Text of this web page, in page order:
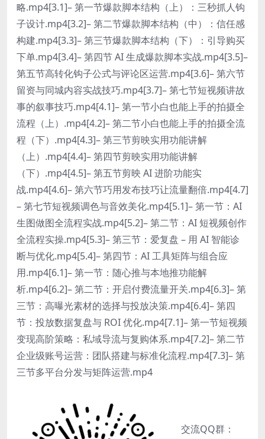
略.mp4[3.1]– 第一节爆款脚本结构（上）：三秒抓人钩
子设计.mp4[3.2]– 第二节爆款脚本结构（中）：信任感
构建.mp4[3.3]– 第三节爆款脚本结构（下）：引导购买
下单.mp4[3.4]– 第四节 AI 生成爆款脚本实战.mp4[3.5]–
第五节高转化钩子公式与评论区运营.mp4[3.6]– 第六节
留资与同城内容实战技巧.mp4[3.7]– 第七节短视频讲故
事的叙事技巧.mp4[4.1]– 第一节小白也能上手的拍摄全
流程（上）.mp4[4.2]– 第二节小白也能上手的拍摄全流
程（下）.mp4[4.3]– 第三节剪映实用功能讲解
（上）.mp4[4.4]– 第四节剪映实用功能讲解
（下）.mp4[4.5]– 第五节剪映 AI 进阶功能实
战.mp4[4.6]– 第六节巧用发布技巧让流量翻倍.mp4[4.7]
– 第七节短视频调色与音效美化.mp4[5.1]– 第一节：AI
生图做图全流程实战.mp4[5.2]– 第二节：AI 短视频创作
全流程实操.mp4[5.3]– 第三节：爱复盘 – 用 AI 智能诊
断与优化.mp4[5.4]– 第四节：AI 工具矩阵与组合应
用.mp4[6.1]– 第一节：随心推与本地推功能解
析.mp4[6.2]– 第二节：开启付费流量开关.mp4[6.3]– 第
三节：高曝光素材的选择与投放决策.mp4[6.4]– 第四
节：投放数据复盘与 ROI 优化.mp4[7.1]– 第一节短视频
变现高阶策略：私域导流与复购体系.mp4[7.2]– 第二节
企业级账号运营：团队搭建与标准化流程.mp4[7.3]– 第
三节多平台分发与矩阵运营.mp4
交流QQ群：